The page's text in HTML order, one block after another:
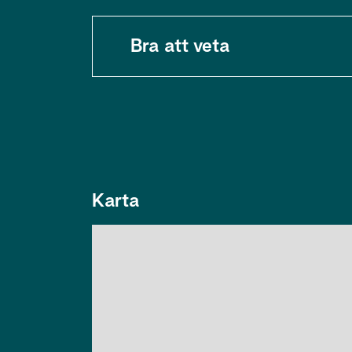
Bra att veta
Karta